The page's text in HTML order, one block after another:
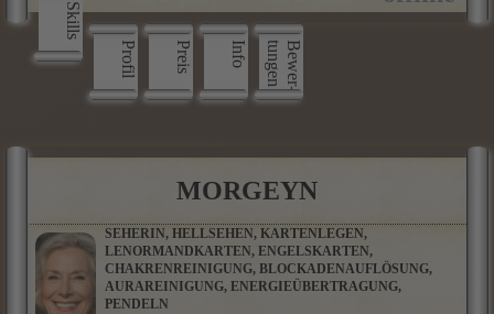
Skills
Profil
Preis Info B
e
w
e
r
­
t
u
n
g
e
n
MORGEYN
SEHERIN, HELLSEHEN, KARTENLEGEN,
LENORMANDKARTEN, ENGELSKARTEN,
CHAKRENREINIGUNG, BLOCKADENAUFLÖSUNG,
AURAREINIGUNG, ENERGIEÜBERTRAGUNG,
PENDELN